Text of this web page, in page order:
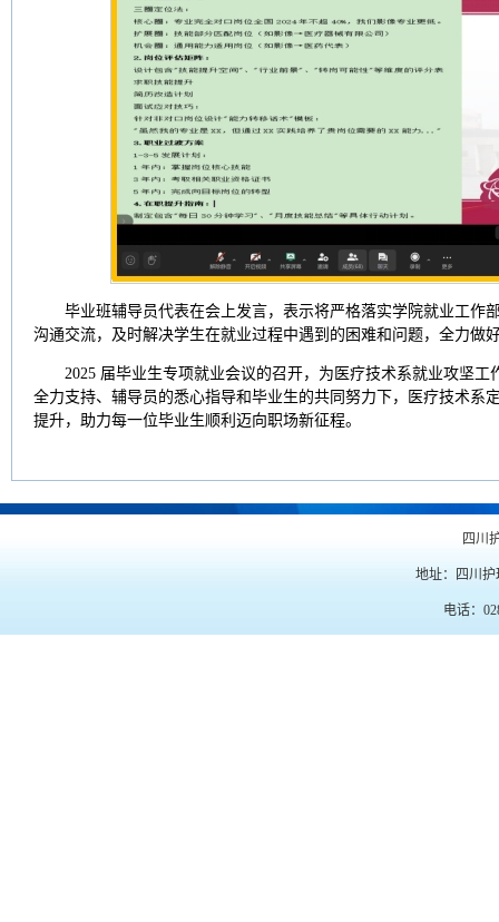
毕业班辅导员代表在会上发言，表示将严格落实学院就业工作
沟通交流，及时解决学生在就业过程中遇到的困难和问题，全力做
2025 届毕业生专项就业会议的召开，为医疗技术系就业攻坚
全力支持、辅导员的悉心指导和毕业生的共同努力下，医疗技术系
提升，助力每一位毕业生顺利迈向职场新征程。
四川
地址：四川护
电话：